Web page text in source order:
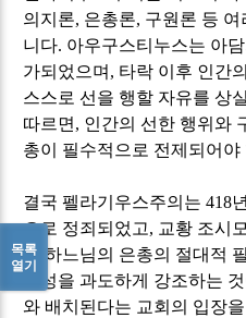
의지론, 은총론, 구원론 등
니다. 아우구스티누스는 아
가되었으며 , 타락 이후 인간
스스로 선을 행할 자유를 상
따르면 , 인간의 선한 행위와
총이 필수적으로 전제되어야
결국 펠라기우스주의는418
으로 정죄되었고, 교황 조시
는 하느님의 은총의 절대적
율성을 과도하게 강조하는
와 배치된다는 교회의 입장
목록
열기